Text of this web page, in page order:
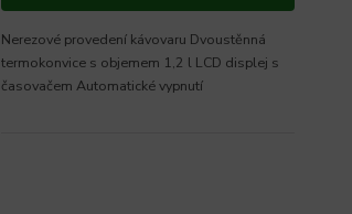
Nerezové provedení kávovaru Dvoustěnná
termokonvice s objemem 1,2 l LCD displej s
časovačem Automatické vypnutí